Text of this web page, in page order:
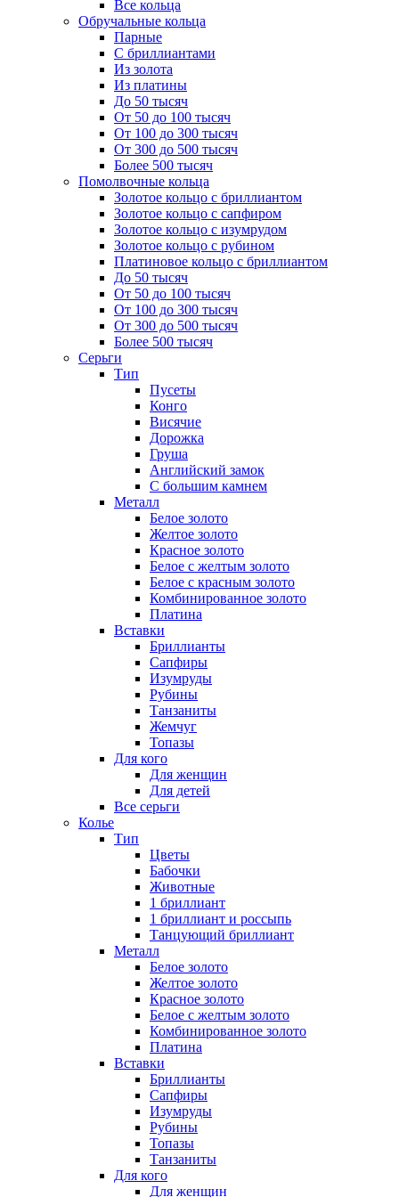
Все кольца
Обручальные кольца
Парные
С бриллиантами
Из золота
Из платины
До 50 тысяч
От 50 до 100 тысяч
От 100 до 300 тысяч
От 300 до 500 тысяч
Более 500 тысяч
Помолвочные кольца
Золотое кольцо с бриллиантом
Золотое кольцо с сапфиром
Золотое кольцо с изумрудом
Золотое кольцо с рубином
Платиновое кольцо с бриллиантом
До 50 тысяч
От 50 до 100 тысяч
От 100 до 300 тысяч
От 300 до 500 тысяч
Более 500 тысяч
Серьги
Тип
Пусеты
Конго
Висячие
Дорожка
Груша
Английский замок
С большим камнем
Металл
Белое золото
Желтое золото
Красное золото
Белое с желтым золото
Белое с красным золото
Комбинированное золото
Платина
Вставки
Бриллианты
Сапфиры
Изумруды
Рубины
Танзаниты
Жемчуг
Топазы
Для кого
Для женщин
Для детей
Все серьги
Колье
Тип
Цветы
Бабочки
Животные
1 бриллиант
1 бриллиант и россыпь
Танцующий бриллиант
Металл
Белое золото
Желтое золото
Красное золото
Белое с желтым золото
Комбинированное золото
Платина
Вставки
Бриллианты
Сапфиры
Изумруды
Рубины
Топазы
Танзаниты
Для кого
Для женщин